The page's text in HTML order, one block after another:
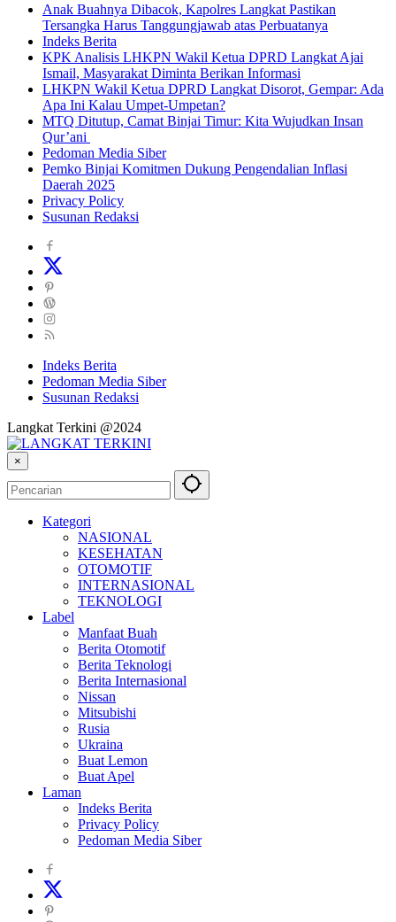
Anak Buahnya Dibacok, Kapolres Langkat Pastikan
Tersangka Harus Tanggungjawab atas Perbuatanya
Indeks Berita
KPK Analisis LHKPN Wakil Ketua DPRD Langkat Ajai
Ismail, Masyarakat Diminta Berikan Informasi
LHKPN Wakil Ketua DPRD Langkat Disorot, Gempar: Ada
Apa Ini Kalau Umpet-Umpetan?
MTQ Ditutup, Camat Binjai Timur: Kita Wujudkan Insan
Qur’ani
Pedoman Media Siber
Pemko Binjai Komitmen Dukung Pengendalian Inflasi
Daerah 2025
Privacy Policy
Susunan Redaksi
Indeks Berita
Pedoman Media Siber
Susunan Redaksi
Langkat Terkini @2024
×
Kategori
NASIONAL
KESEHATAN
OTOMOTIF
INTERNASIONAL
TEKNOLOGI
Label
Manfaat Buah
Berita Otomotif
Berita Teknologi
Berita Internasional
Nissan
Mitsubishi
Rusia
Ukraina
Buat Lemon
Buat Apel
Laman
Indeks Berita
Privacy Policy
Pedoman Media Siber